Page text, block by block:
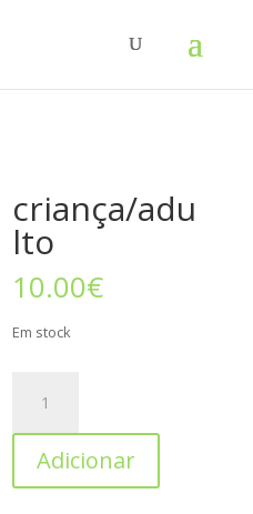
criança/adu
lto
10.00€
Em stock
Adicionar